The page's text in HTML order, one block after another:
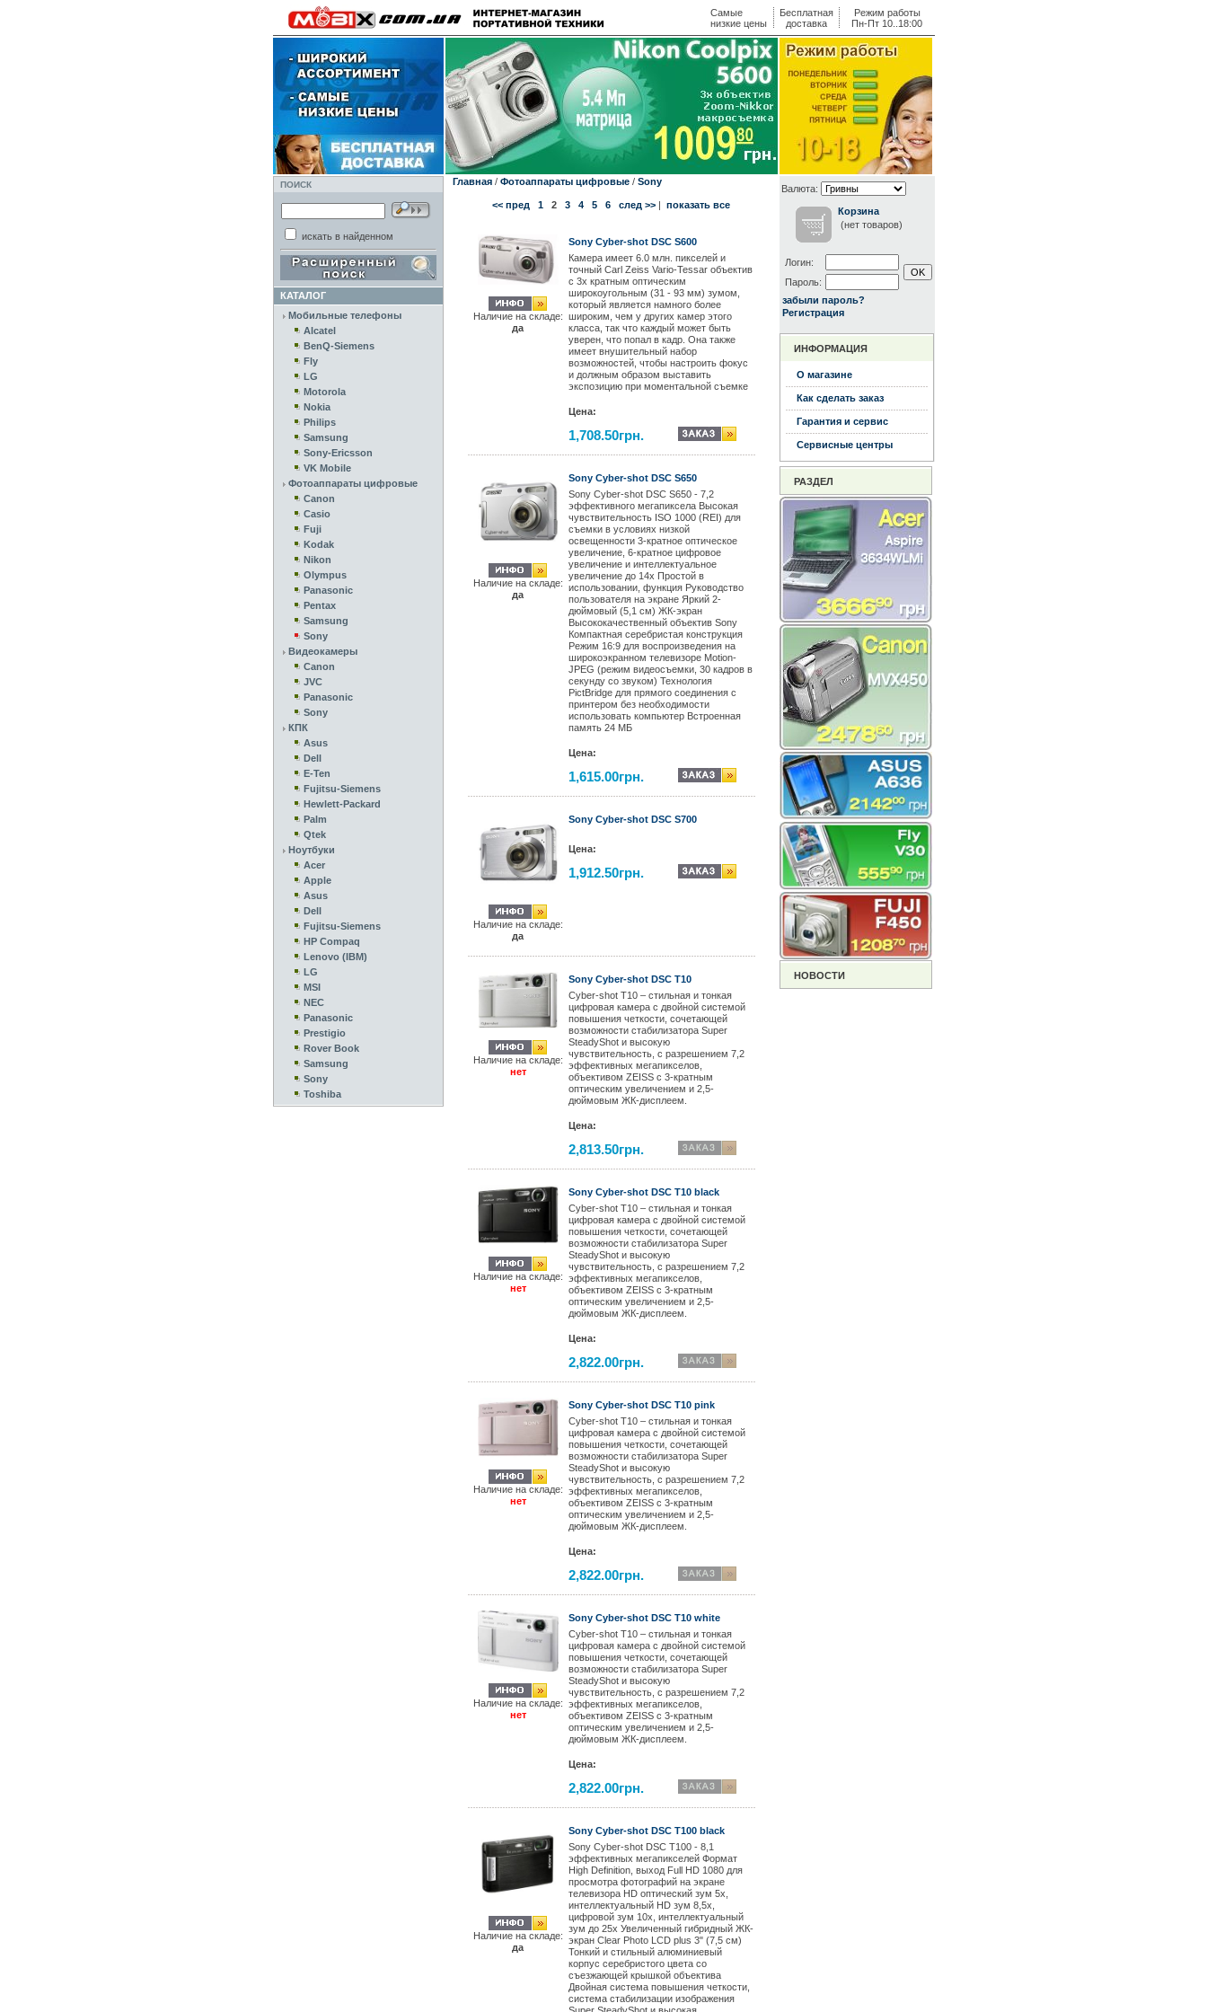
Самые
низкие цены
Бесплатная
доставка
Режим работы
Пн-Пт 10..18:00
ПОИСК
искать в найденном
КАТАЛОГ
Мобильные телефоны
Alcatel
BenQ-Siemens
Fly
LG
Motorola
Nokia
Philips
Samsung
Sony-Ericsson
VK Mobile
Фотоаппараты цифровые
Canon
Casio
Fuji
Kodak
Nikon
Olympus
Panasonic
Pentax
Samsung
Sony
Видеокамеры
Canon
JVC
Panasonic
Sony
КПК
Asus
Dell
E-Ten
Fujitsu-Siemens
Hewlett-Packard
Palm
Qtek
Ноутбуки
Acer
Apple
Asus
Dell
Fujitsu-Siemens
HP Compaq
Lenovo (IBM)
LG
MSI
NEC
Panasonic
Prestigio
Rover Book
Samsung
Sony
Toshiba
Главная/ Фотоаппараты цифровые/ Sony
<< пред 1 2 3 4 5 6 след >> | показать все
Наличие на складе:
да
Sony Cyber-shot DSC S600
Камера имеет 6.0 млн. пикселей и
точный Carl Zeiss Vario-Tessar объектив
с 3x кратным оптическим
широкоугольным (31 - 93 мм) зумом,
который является намного более
широким, чем у других камер этого
класса, так что каждый может быть
уверен, что попал в кадр. Она также
имеет внушительный набор
возможностей, чтобы настроить фокус
и должным образом выставить
экспозицию при моментальной съемке
Цена:
1,708.50грн.
Наличие на складе:
да
Sony Cyber-shot DSC S650
Sony Cyber-shot DSC S650 - 7,2
эффективного мегапиксела Высокая
чувствительность ISO 1000 (REI) для
съемки в условиях низкой
освещенности 3-кратное оптическое
увеличение, 6-кратное цифровое
увеличение и интеллектуальное
увеличение до 14х Простой в
использовании, функция Руководство
пользователя на экране Яркий 2-
дюймовый (5,1 см) ЖК-экран
Высококачественный объектив Sony
Компактная серебристая конструкция
Режим 16:9 для воспроизведения на
широкоэкранном телевизоре Motion-
JPEG (режим видеосъемки, 30 кадров в
секунду со звуком) Технология
PictBridge для прямого соединения с
принтером без необходимости
использовать компьютер Встроенная
память 24 МБ
Цена:
1,615.00грн.
Наличие на складе:
да
Sony Cyber-shot DSC S700
Цена:
1,912.50грн.
Наличие на складе:
нет
Sony Cyber-shot DSC T10
Cyber-shot T10 – стильная и тонкая
цифровая камера с двойной системой
повышения четкости, сочетающей
возможности стабилизатора Super
SteadyShot и высокую
чувствительность, с разрешением 7,2
эффективных мегапикселов,
объективом ZEISS с 3-кратным
оптическим увеличением и 2,5-
дюймовым ЖК-дисплеем.
Цена:
2,813.50грн.
Наличие на складе:
нет
Sony Cyber-shot DSC T10 black
Cyber-shot T10 – стильная и тонкая
цифровая камера с двойной системой
повышения четкости, сочетающей
возможности стабилизатора Super
SteadyShot и высокую
чувствительность, с разрешением 7,2
эффективных мегапикселов,
объективом ZEISS с 3-кратным
оптическим увеличением и 2,5-
дюймовым ЖК-дисплеем.
Цена:
2,822.00грн.
Наличие на складе:
нет
Sony Cyber-shot DSC T10 pink
Cyber-shot T10 – стильная и тонкая
цифровая камера с двойной системой
повышения четкости, сочетающей
возможности стабилизатора Super
SteadyShot и высокую
чувствительность, с разрешением 7,2
эффективных мегапикселов,
объективом ZEISS с 3-кратным
оптическим увеличением и 2,5-
дюймовым ЖК-дисплеем.
Цена:
2,822.00грн.
Наличие на складе:
нет
Sony Cyber-shot DSC T10 white
Cyber-shot T10 – стильная и тонкая
цифровая камера с двойной системой
повышения четкости, сочетающей
возможности стабилизатора Super
SteadyShot и высокую
чувствительность, с разрешением 7,2
эффективных мегапикселов,
объективом ZEISS с 3-кратным
оптическим увеличением и 2,5-
дюймовым ЖК-дисплеем.
Цена:
2,822.00грн.
Наличие на складе:
да
Sony Cyber-shot DSC T100 black
Sony Cyber-shot DSC T100 - 8,1
эффективных мегапикселей Формат
High Definition, выход Full HD 1080 для
просмотра фотографий на экране
телевизора HD оптический зум 5x,
интеллектуальный HD зум 8,5x,
цифровой зум 10x, интеллектуальный
зум до 25x Увеличенный гибридный ЖК-
экран Clear Photo LCD plus 3" (7,5 см)
Тонкий и стильный алюминиевый
корпус серебристого цвета со
съезжающей крышкой объектива
Двойная система повышения четкости,
система стабилизации изображения
Валюта:
Корзина
(нет товаров)
Логин:
Пароль:
забыли пароль?
Регистрация
ИНФОРМАЦИЯ
О магазине
Как сделать заказ
Гарантия и сервис
Сервисные центры
РАЗДЕЛ
НОВОСТИ